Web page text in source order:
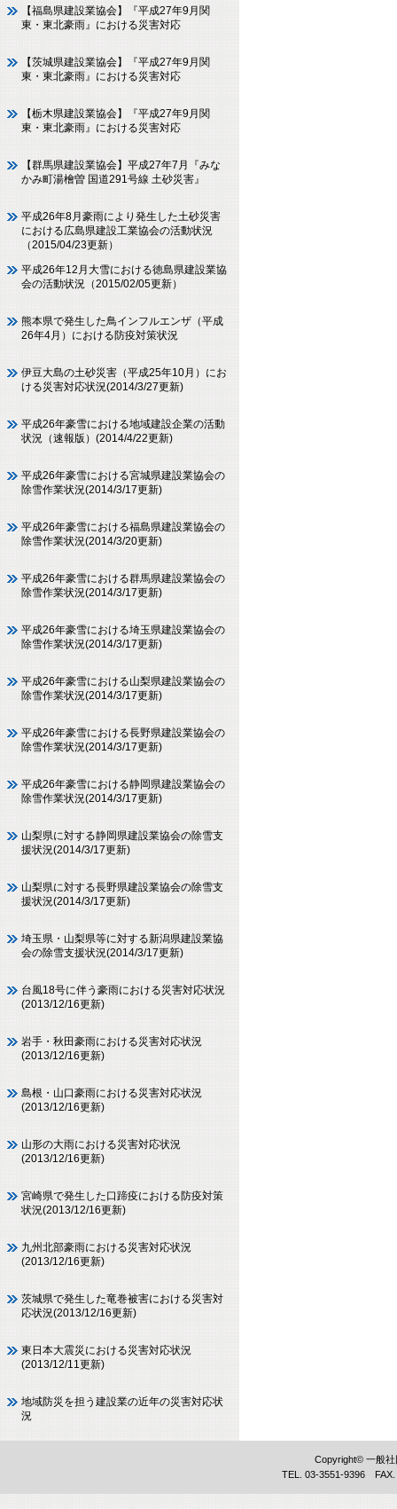
【福島県建設業協会】『平成27年9月関
東・東北豪雨』における災害対応
【茨城県建設業協会】『平成27年9月関
東・東北豪雨』における災害対応
【栃木県建設業協会】『平成27年9月関
東・東北豪雨』における災害対応
【群馬県建設業協会】平成27年7月『みな
かみ町湯檜曽 国道291号線 土砂災害』
平成26年8月豪雨により発生した土砂災害
における広島県建設工業協会の活動状況
（2015/04/23更新）
平成26年12月大雪における徳島県建設業協
会の活動状況（2015/02/05更新）
熊本県で発生した鳥インフルエンザ（平成
26年4月）における防疫対策状況
伊豆大島の土砂災害（平成25年10月）にお
ける災害対応状況(2014/3/27更新)
平成26年豪雪における地域建設企業の活動
状況（速報版）(2014/4/22更新)
平成26年豪雪における宮城県建設業協会の
除雪作業状況(2014/3/17更新)
平成26年豪雪における福島県建設業協会の
除雪作業状況(2014/3/20更新)
平成26年豪雪における群馬県建設業協会の
除雪作業状況(2014/3/17更新)
平成26年豪雪における埼玉県建設業協会の
除雪作業状況(2014/3/17更新)
平成26年豪雪における山梨県建設業協会の
除雪作業状況(2014/3/17更新)
平成26年豪雪における長野県建設業協会の
除雪作業状況(2014/3/17更新)
平成26年豪雪における静岡県建設業協会の
除雪作業状況(2014/3/17更新)
山梨県に対する静岡県建設業協会の除雪支
援状況(2014/3/17更新)
山梨県に対する長野県建設業協会の除雪支
援状況(2014/3/17更新)
埼玉県・山梨県等に対する新潟県建設業協
会の除雪支援状況(2014/3/17更新)
台風18号に伴う豪雨における災害対応状況
(2013/12/16更新)
岩手・秋田豪雨における災害対応状況
(2013/12/16更新)
島根・山口豪雨における災害対応状況
(2013/12/16更新)
山形の大雨における災害対応状況
(2013/12/16更新)
宮崎県で発生した口蹄疫における防疫対策
状況(2013/12/16更新)
九州北部豪雨における災害対応状況
(2013/12/16更新)
茨城県で発生した竜巻被害における災害対
応状況(2013/12/16更新)
東日本大震災における災害対応状況
(2013/12/11更新)
地域防災を担う建設業の近年の災害対応状
況
Copyright© 一般
TEL. 03-3551-9396